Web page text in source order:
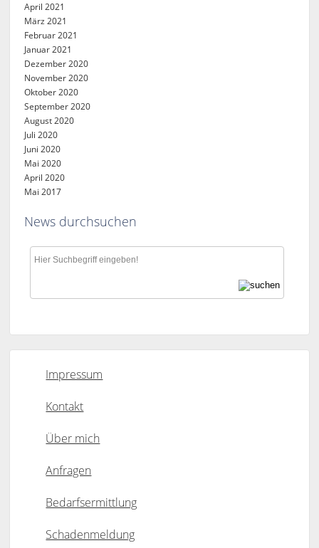
April 2021
März 2021
Februar 2021
Januar 2021
Dezember 2020
November 2020
Oktober 2020
September 2020
August 2020
Juli 2020
Juni 2020
Mai 2020
April 2020
Mai 2017
News durchsuchen
Impressum
Kontakt
Über mich
Anfragen
Bedarfsermittlung
Schadenmeldung